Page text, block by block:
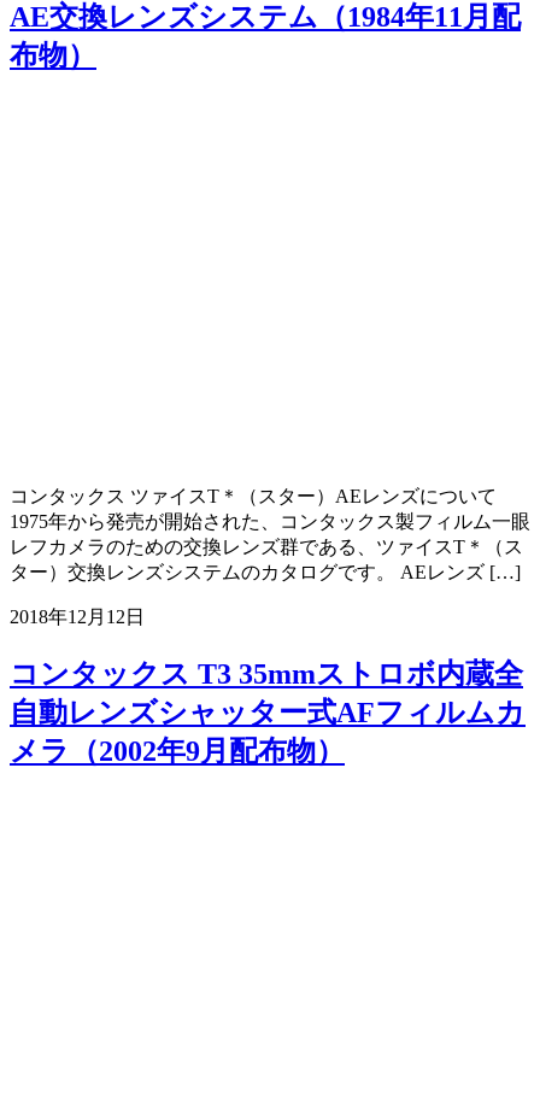
AE交換レンズシステム（1984年11月配
布物）
コンタックス ツァイスT＊（スター）AEレンズについて
1975年から発売が開始された、コンタックス製フィルム一眼
レフカメラのための交換レンズ群である、ツァイスT＊（ス
ター）交換レンズシステムのカタログです。 AEレンズ […]
2018年12月12日
コンタックス T3 35mmストロボ内蔵全
自動レンズシャッター式AFフィルムカ
メラ（2002年9月配布物）